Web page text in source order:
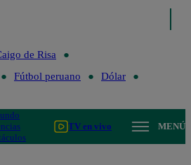
de Risa
Fútbol peruano
Dólar
TV en vivo MENÚ